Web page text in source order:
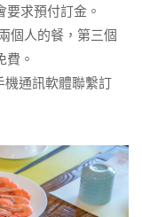
求預付訂金。
個人的餐，第三個
。
通訊軟體聯繫訂